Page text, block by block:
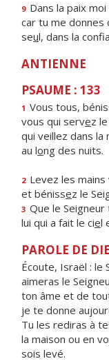
9 Dans la paix
car tu me donnes
seul, dans la
ANTIENNE
PSAUME : 133
1 Vous tous,
vous qui servez
qui veillez dans la
au long des nuits.
2 Levez les mains
et bénissez le
3 Que le Seigneur
lui qui a fait le ciel
PAROLE DE
Écoute, Israël : le
aimeras le
ton âme et de
je te donne
Tu les rediras à
la maison ou en
sois levé.